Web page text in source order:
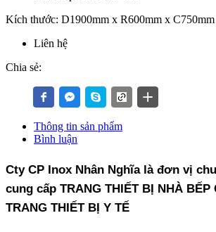
Kích thước: D1900mm x R600mm x C750mm
Liên hệ
Chia sẻ:
Thông tin sản phẩm
Bình luận
Cty CP Inox Nhân Nghĩa là đơn vị
cung cấp TRANG THIẾT BỊ NHÀ BẾP
TRANG THIẾT BỊ Y TẾ